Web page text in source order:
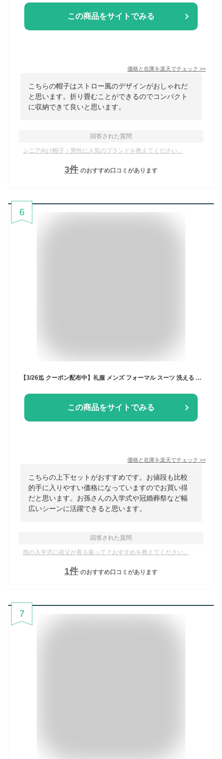
この商品をサイトでみる
価格と在庫を楽天でチェック >>
こちらの帽子はストロー風のデザインがおしゃれだ
と思います。折り畳むことができるのでコンパクト
に収納できて良いと思います。
回答された質問
シニア向け帽子｜男性に人気のブランドを教えてください。
3件 のおすすめ口コミがあります
6
この商品をサイトでみる
価格と在庫を楽天でチェック >>
こちらの上下セットがおすすめです。お値段も比較
的手に入りやすい価格になっていますのでお買い得
だと思います。お孫さんの入学式や冠婚葬祭など幅
広いシーンに活躍できると思います。
回答された質問
孫の入学式に祖父が着る服って？おすすめを教えてください。
1件 のおすすめ口コミがあります
7